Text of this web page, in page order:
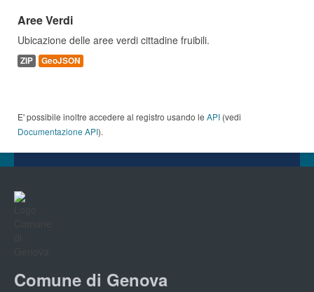
Aree Verdi
Ubicazione delle aree verdi cittadine fruibili.
ZIP GeoJSON
E' possibile inoltre accedere al registro usando le API (vedi
Documentazione API).
Comune di Genova